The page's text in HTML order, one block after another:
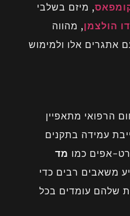
, מיזם בשלבי
הולצמן, מהווה
אתגרים אלו ולמימוש
הרפואי מתאפיין
עמידה בתקנים
אפים כמו מד
משאבים רבים כדי
שלהם עומדים בכל